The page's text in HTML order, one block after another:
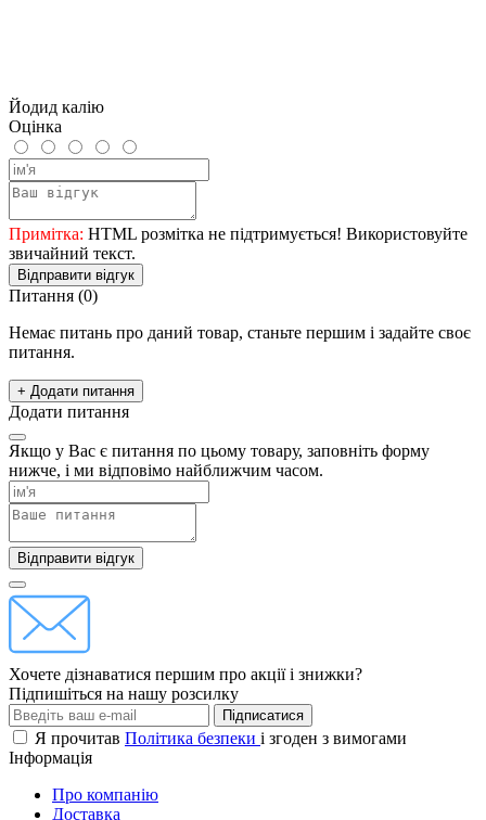
Йодид калію
Оцінка
Примітка: HTML розмітка не підтримується! Використовуйте
звичайний текст.
Відправити відгук
Питання (0)
Немає питань про даний товар, станьте першим і задайте своє
питання.
+ Додати питання
Додати питання
Якщо у Вас є питання по цьому товару, заповніть форму
нижче, і ми відповімо найближчим часом.
Відправити відгук
Хочете дізнаватися першим про акції і знижки?
Підпишіться на нашу розсилку
Підписатися
Я прочитав Політика безпеки і згоден з вимогами
Інформація
Про компанію
Доставка